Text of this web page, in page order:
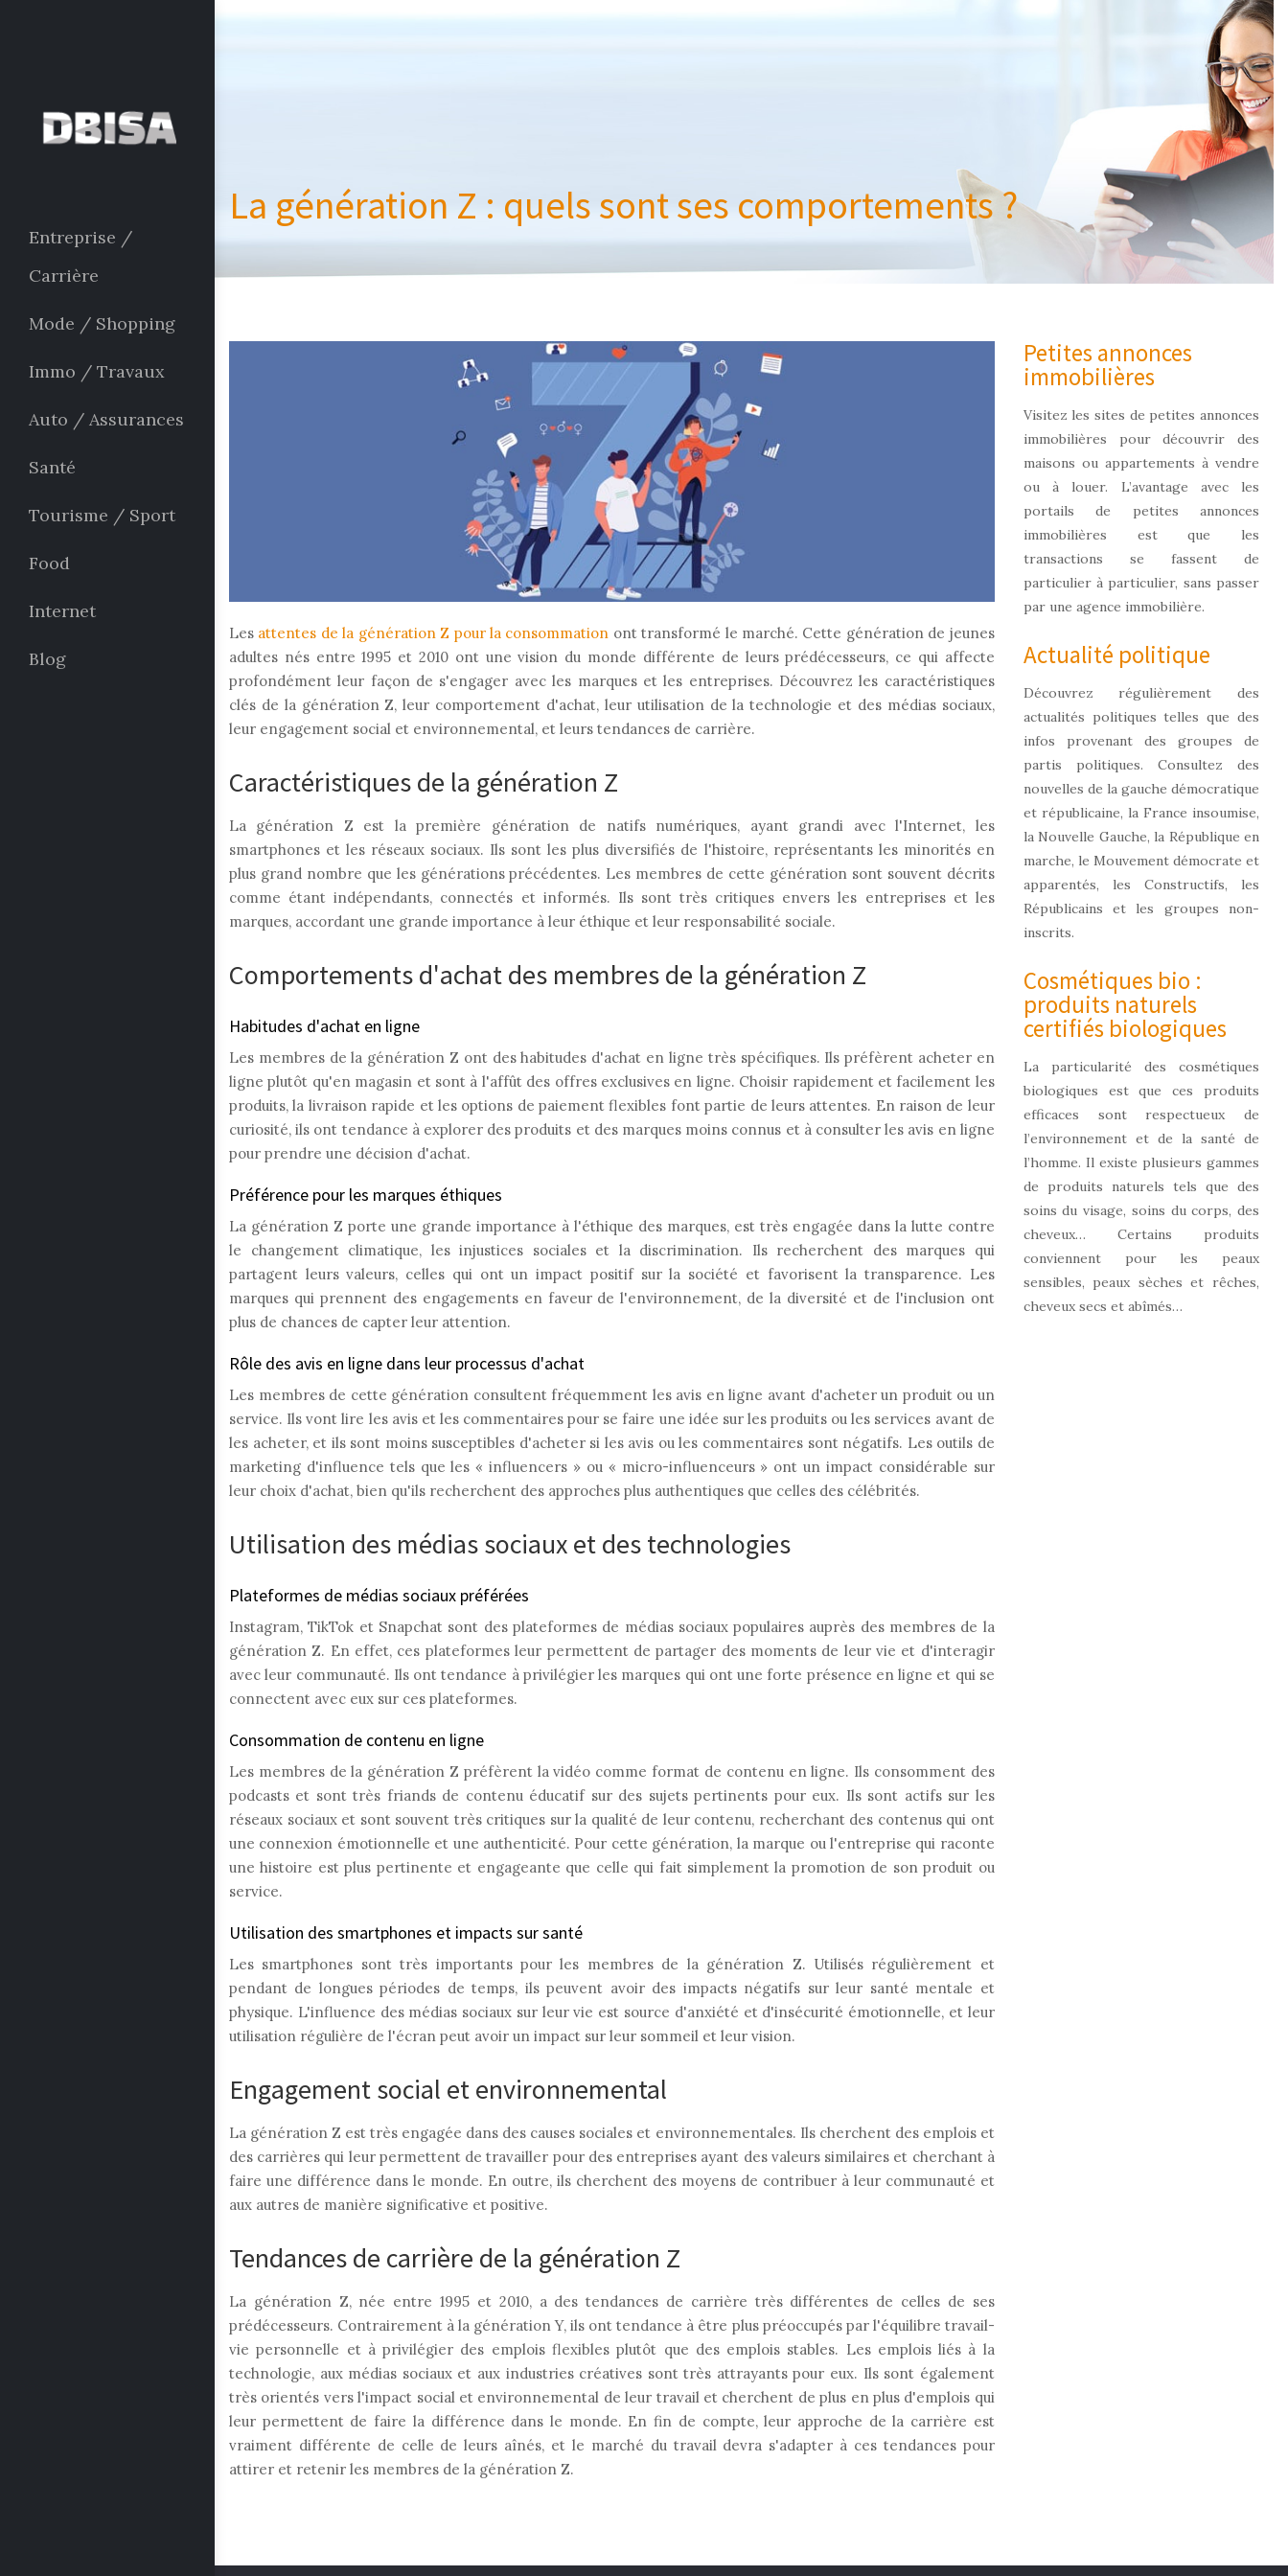
Entreprise /
Carrière
Mode / Shopping
Immo / Travaux
Auto / Assurances
Santé
Tourisme / Sport
Food
Internet
Blog
La génération Z : quels sont ses comportements ?
Les attentes de la génération Z pour la consommation ont transformé le marché. Cette génération de jeunes
adultes nés entre 1995 et 2010 ont une vision du monde différente de leurs prédécesseurs, ce qui affecte
profondément leur façon de s'engager avec les marques et les entreprises. Découvrez les caractéristiques
clés de la génération Z, leur comportement d'achat, leur utilisation de la technologie et des médias sociaux,
leur engagement social et environnemental, et leurs tendances de carrière.
Caractéristiques de la génération Z
La génération Z est la première génération de natifs numériques, ayant grandi avec l'Internet, les
smartphones et les réseaux sociaux. Ils sont les plus diversifiés de l'histoire, représentants les minorités en
plus grand nombre que les générations précédentes. Les membres de cette génération sont souvent décrits
comme étant indépendants, connectés et informés. Ils sont très critiques envers les entreprises et les
marques, accordant une grande importance à leur éthique et leur responsabilité sociale.
Comportements d'achat des membres de la génération Z
Habitudes d'achat en ligne
Les membres de la génération Z ont des habitudes d'achat en ligne très spécifiques. Ils préfèrent acheter en
ligne plutôt qu'en magasin et sont à l'affût des offres exclusives en ligne. Choisir rapidement et facilement les
produits, la livraison rapide et les options de paiement flexibles font partie de leurs attentes. En raison de leur
curiosité, ils ont tendance à explorer des produits et des marques moins connus et à consulter les avis en ligne
pour prendre une décision d'achat.
Préférence pour les marques éthiques
La génération Z porte une grande importance à l'éthique des marques, est très engagée dans la lutte contre
le changement climatique, les injustices sociales et la discrimination. Ils recherchent des marques qui
partagent leurs valeurs, celles qui ont un impact positif sur la société et favorisent la transparence. Les
marques qui prennent des engagements en faveur de l'environnement, de la diversité et de l'inclusion ont
plus de chances de capter leur attention.
Rôle des avis en ligne dans leur processus d'achat
Les membres de cette génération consultent fréquemment les avis en ligne avant d'acheter un produit ou un
service. Ils vont lire les avis et les commentaires pour se faire une idée sur les produits ou les services avant de
les acheter, et ils sont moins susceptibles d'acheter si les avis ou les commentaires sont négatifs. Les outils de
marketing d'influence tels que les « influencers » ou « micro-influenceurs » ont un impact considérable sur
leur choix d'achat, bien qu'ils recherchent des approches plus authentiques que celles des célébrités.
Utilisation des médias sociaux et des technologies
Plateformes de médias sociaux préférées
Instagram, TikTok et Snapchat sont des plateformes de médias sociaux populaires auprès des membres de la
génération Z. En effet, ces plateformes leur permettent de partager des moments de leur vie et d'interagir
avec leur communauté. Ils ont tendance à privilégier les marques qui ont une forte présence en ligne et qui se
connectent avec eux sur ces plateformes.
Consommation de contenu en ligne
Les membres de la génération Z préfèrent la vidéo comme format de contenu en ligne. Ils consomment des
podcasts et sont très friands de contenu éducatif sur des sujets pertinents pour eux. Ils sont actifs sur les
réseaux sociaux et sont souvent très critiques sur la qualité de leur contenu, recherchant des contenus qui ont
une connexion émotionnelle et une authenticité. Pour cette génération, la marque ou l'entreprise qui raconte
une histoire est plus pertinente et engageante que celle qui fait simplement la promotion de son produit ou
service.
Utilisation des smartphones et impacts sur santé
Les smartphones sont très importants pour les membres de la génération Z. Utilisés régulièrement et
pendant de longues périodes de temps, ils peuvent avoir des impacts négatifs sur leur santé mentale et
physique. L'influence des médias sociaux sur leur vie est source d'anxiété et d'insécurité émotionnelle, et leur
utilisation régulière de l'écran peut avoir un impact sur leur sommeil et leur vision.
Engagement social et environnemental
La génération Z est très engagée dans des causes sociales et environnementales. Ils cherchent des emplois et
des carrières qui leur permettent de travailler pour des entreprises ayant des valeurs similaires et cherchant à
faire une différence dans le monde. En outre, ils cherchent des moyens de contribuer à leur communauté et
aux autres de manière significative et positive.
Tendances de carrière de la génération Z
La génération Z, née entre 1995 et 2010, a des tendances de carrière très différentes de celles de ses
prédécesseurs. Contrairement à la génération Y, ils ont tendance à être plus préoccupés par l'équilibre travail-
vie personnelle et à privilégier des emplois flexibles plutôt que des emplois stables. Les emplois liés à la
technologie, aux médias sociaux et aux industries créatives sont très attrayants pour eux. Ils sont également
très orientés vers l'impact social et environnemental de leur travail et cherchent de plus en plus d'emplois qui
leur permettent de faire la différence dans le monde. En fin de compte, leur approche de la carrière est
vraiment différente de celle de leurs aînés, et le marché du travail devra s'adapter à ces tendances pour
attirer et retenir les membres de la génération Z.
Petites annonces
immobilières
Visitez les sites de petites annonces
immobilières pour découvrir des
maisons ou appartements à vendre
ou à louer. L’avantage avec les
portails de petites annonces
immobilières est que les
transactions se fassent de
particulier à particulier, sans passer
par une agence immobilière.
Actualité politique
Découvrez régulièrement des
actualités politiques telles que des
infos provenant des groupes de
partis politiques. Consultez des
nouvelles de la gauche démocratique
et républicaine, la France insoumise,
la Nouvelle Gauche, la République en
marche, le Mouvement démocrate et
apparentés, les Constructifs, les
Républicains et les groupes non-
inscrits.
Cosmétiques bio :
produits naturels
certifiés biologiques
La particularité des cosmétiques
biologiques est que ces produits
efficaces sont respectueux de
l’environnement et de la santé de
l’homme. Il existe plusieurs gammes
de produits naturels tels que des
soins du visage, soins du corps, des
cheveux… Certains produits
conviennent pour les peaux
sensibles, peaux sèches et rêches,
cheveux secs et abîmés…